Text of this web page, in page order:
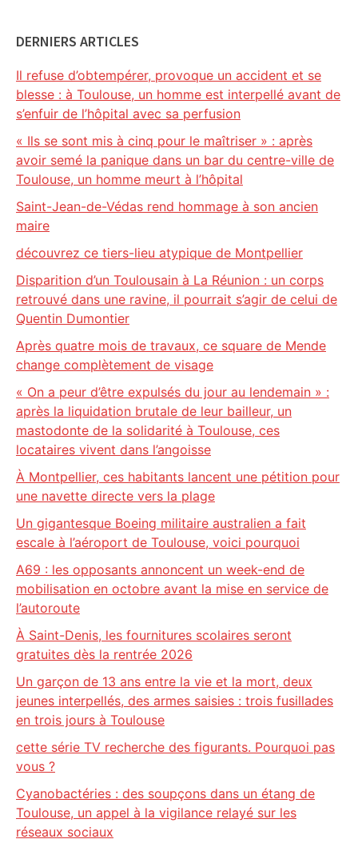
DERNIERS ARTICLES
Il refuse d’obtempérer, provoque un accident et se
blesse : à Toulouse, un homme est interpellé avant de
s’enfuir de l’hôpital avec sa perfusion
« Ils se sont mis à cinq pour le maîtriser » : après
avoir semé la panique dans un bar du centre-ville de
Toulouse, un homme meurt à l’hôpital
Saint-Jean-de-Védas rend hommage à son ancien
maire
découvrez ce tiers-lieu atypique de Montpellier
Disparition d’un Toulousain à La Réunion : un corps
retrouvé dans une ravine, il pourrait s’agir de celui de
Quentin Dumontier
Après quatre mois de travaux, ce square de Mende
change complètement de visage
« On a peur d’être expulsés du jour au lendemain » :
après la liquidation brutale de leur bailleur, un
mastodonte de la solidarité à Toulouse, ces
locataires vivent dans l’angoisse
À Montpellier, ces habitants lancent une pétition pour
une navette directe vers la plage
Un gigantesque Boeing militaire australien a fait
escale à l’aéroport de Toulouse, voici pourquoi
A69 : les opposants annoncent un week-end de
mobilisation en octobre avant la mise en service de
l’autoroute
À Saint-Denis, les fournitures scolaires seront
gratuites dès la rentrée 2026
Un garçon de 13 ans entre la vie et la mort, deux
jeunes interpellés, des armes saisies : trois fusillades
en trois jours à Toulouse
cette série TV recherche des figurants. Pourquoi pas
vous ?
Cyanobactéries : des soupçons dans un étang de
Toulouse, un appel à la vigilance relayé sur les
réseaux sociaux